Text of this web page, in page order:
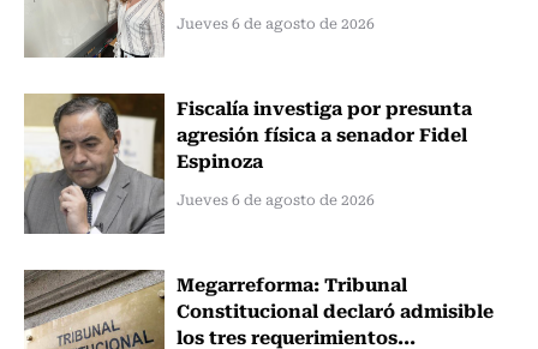
Jueves 6 de agosto de 2026
Fiscalía investiga por presunta
agresión física a senador Fidel
Espinoza
Jueves 6 de agosto de 2026
Megarreforma: Tribunal
Constitucional declaró admisible
los tres requerimientos...